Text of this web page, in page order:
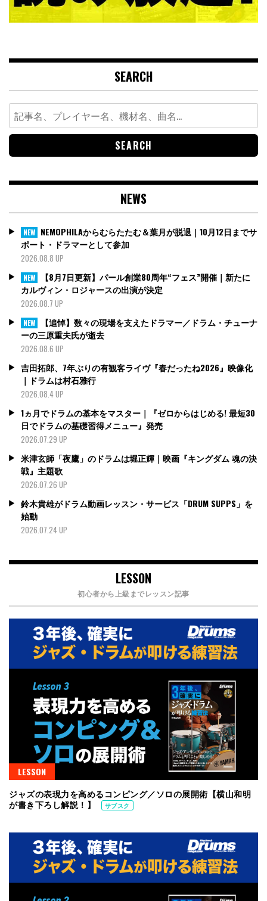
SEARCH
Search
for:
NEWS
NEW NEMOPHILAからむらたたむ＆葉月が脱退｜10月12日までサ
ポート・ドラマーとして参加
2026.08.8 UP
NEW
【8月7日更新】パール創業80周年“フェス”開催｜新たに
カルヴィン・ロジャースの出演が決定
2026.08.7 UP
NEW
【追悼】数々の現場を支えたドラマー／ドラム・チューナ
ーの三原重夫氏が逝去
2026.08.6 UP
吉田拓郎、7年ぶりの有観客ライヴ『春だったね2026』映像化
｜ドラムは村石雅行
2026.08.4 UP
1ヵ月でドラムの基本をマスター｜『ゼロからはじめる! 最短30
日でドラムの基礎習得メニュー』発売
2026.07.29 UP
米津玄師「夜鷹」のドラムは堀正輝｜映画『キングダム 魂の決
戦』主題歌
2026.07.26 UP
鈴木貴雄がドラム動画レッスン・サービス「DRUM SUPPS」を
始動
2026.07.24 UP
LESSON
初心者から上級までレッスン記事
LESSON
ジャズの表現力を高めるコンピング／ソロの展開術【横山和明
が書き下ろし解説！】
サブスク